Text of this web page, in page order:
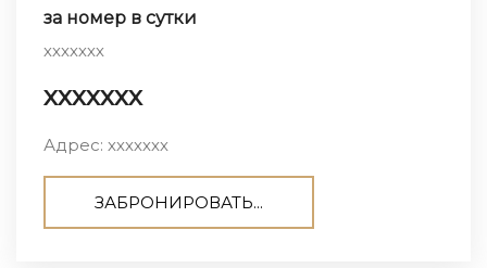
за номер в сутки
ххххххх
ххххххх
Адрес: ххххххх
ЗАБРОНИРОВАТЬ...